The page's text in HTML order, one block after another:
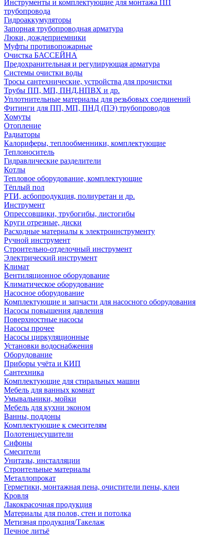
Инструменты и комплектующие для монтажа ПП
трубопровода
Гидроаккумуляторы
Запорная трубопроводная арматура
Люки, дождеприемники
Муфты противопожарные
Очистка БАССЕЙНА
Предохранительная и регулирующая арматура
Системы очистки воды
Тросы сантехнические, устройства для прочистки
Трубы ПП, МП, ПНД,НПВХ и др.
Уплотнительные материалы для резьбовых соединений
Фитинги для ПП, МП, ПНД (ПЭ) трубопроводов
Хомуты
Отопление
Радиаторы
Калориферы, теплообменники, комплектующие
Теплоноситель
Гидравлические разделители
Котлы
Тепловое оборудование, комплектующие
Тёплый пол
РТИ, асбопродукция, полиуретан и др.
Инструмент
Опрессовщики, трубогибы, листогибы
Круги отрезные, диски
Расходные материалы к электроинструменту
Ручной инструмент
Строительно-отделочный инструмент
Электрический инструмент
Климат
Вентиляционное оборудование
Климатическое оборудование
Насосное оборудование
Комплектующие и запчасти для насосного оборудования
Насосы повышения давления
Поверхностные насосы
Насосы прочее
Насосы циркуляционные
Установки водоснабжения
Оборудование
Приборы учёта и КИП
Сантехника
Комплектующие для стиральных машин
Мебель для ванных комнат
Умывальники, мойки
Мебель для кухни эконом
Ванны, поддоны
Комплектующие к смесителям
Полотенцесушители
Сифоны
Смесители
Унитазы, инсталляции
Строительные материалы
Металлопрокат
Герметики, монтажная пена, очистители пены, клеи
Кровля
Лакокрасочная продукция
Материалы для полов, стен и потолка
Метизная продукция/Такелаж
Печное литьё